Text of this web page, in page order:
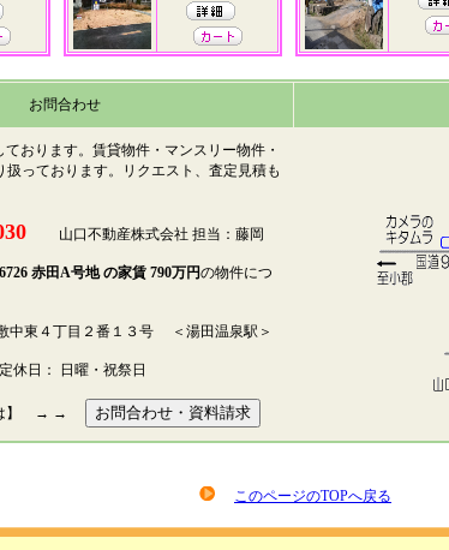
お問合わせ
おります。賃貸物件・マンスリー物件・
扱っております。リクエスト、査定見積も
山口不動産株式会社 担当：藤岡
赤田A号地 の家賃 790万円の物件につ
中東４丁目２番１３号 ＜湯田温泉駅＞
休日： 日曜・祝祭日
は】 → →
このページのTOPへ戻る